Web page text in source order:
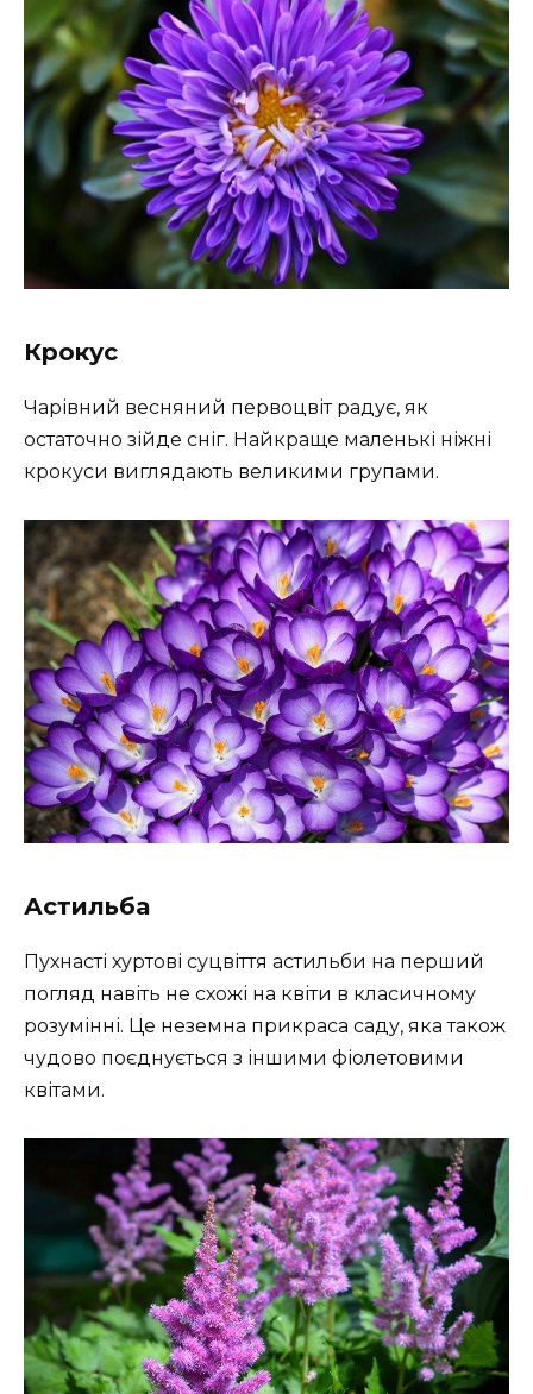
Крокус
Чарівний весняний первоцвіт радує, як
остаточно зійде сніг. Найкраще маленькі ніжні
крокуси виглядають великими групами.
Астильба
Пухнасті хуртові суцвіття астильби на перший
погляд навіть не схожі на квіти в класичному
розумінні. Це неземна прикраса саду, яка також
чудово поєднується з іншими фіолетовими
квітами.